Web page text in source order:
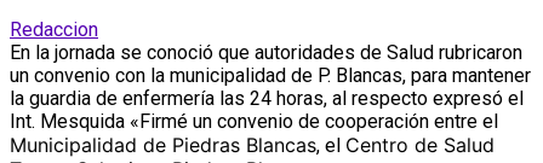
Redaccion
En la jornada se conoció que autoridades de Salud rubricaron
un convenio con la municipalidad de P. Blancas, para mantener
la guardia de enfermería las 24 horas, al respecto expresó el
Int. Mesquida «Firmé un convenio de cooperación entre el
Municipalidad de Piedras Blancas, el Centro de Salud